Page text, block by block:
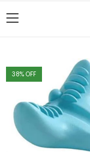
38% OFF